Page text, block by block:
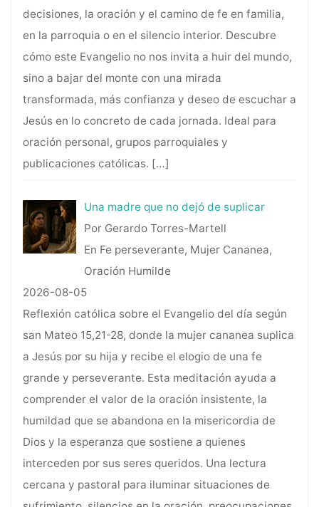
decisiones, la oración y el camino de fe en familia,
en la parroquia o en el silencio interior. Descubre
cómo este Evangelio no nos invita a huir del mundo,
sino a bajar del monte con una mirada
transformada, más confianza y deseo de escuchar a
Jesús en lo concreto de cada jornada. Ideal para
oración personal, grupos parroquiales y
publicaciones católicas. […]
Una madre que no dejó de suplicar
Por Gerardo Torres-Martell
En Fe perseverante, Mujer Cananea,
Oración Humilde
2026-08-05
Reflexión católica sobre el Evangelio del día según
san Mateo 15,21-28, donde la mujer cananea suplica
a Jesús por su hija y recibe el elogio de una fe
grande y perseverante. Esta meditación ayuda a
comprender el valor de la oración insistente, la
humildad que se abandona en la misericordia de
Dios y la esperanza que sostiene a quienes
interceden por sus seres queridos. Una lectura
cercana y pastoral para iluminar situaciones de